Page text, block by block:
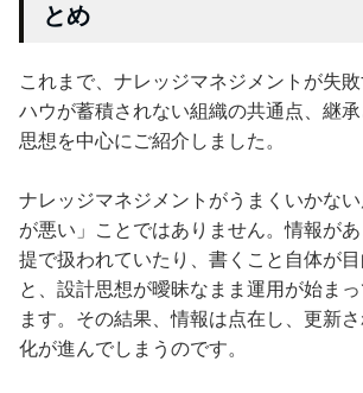
とめ
これまで、ナレッジマネジメントが失
ハウが蓄積されない組織の共通点、継
思想を中心にご紹介しました。
ナレッジマネジメントがうまくいかな
が悪い」ことではありません。情報が
提で扱われていたり、書くこと自体が
と、設計思想が曖昧なまま運用が始ま
ます。その結果、情報は点在し、更新
化が進んでしまうのです。